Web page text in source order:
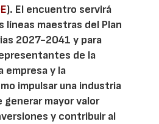
). El encuentro servirá
líneas maestras del Plan
2027-2041 y para
de la
empresa y la
impulsar una industria
mayor valor
y contribuir al